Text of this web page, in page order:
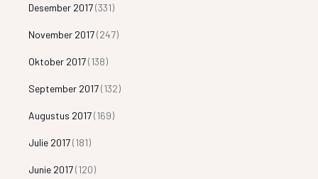
Desember 2017(331)
November 2017(247)
Oktober 2017(138)
September 2017(132)
Augustus 2017(169)
Julie 2017(181)
Junie 2017(120)